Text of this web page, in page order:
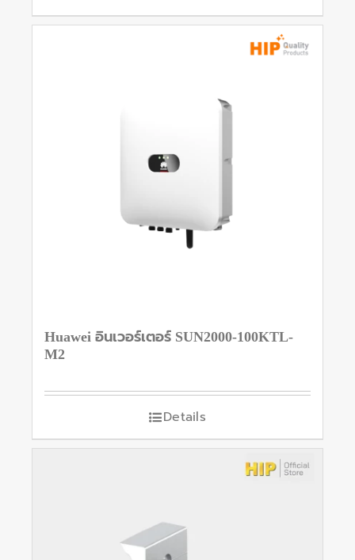
Huawei อินเวอร์เตอร์ SUN2000-100KTL-
M2
Details